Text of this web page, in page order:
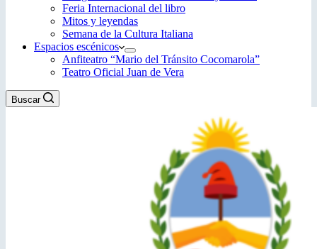
Feria Internacional del libro
Mitos y leyendas
Semana de la Cultura Italiana
Espacios escénicos
Anfiteatro “Mario del Tránsito Cocomarola”
Teatro Oficial Juan de Vera
Buscar